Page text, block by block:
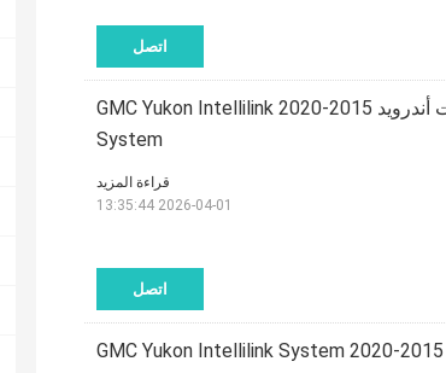
اتصل
واجهة الفيديو متعددة الوسائط لسيارات أندرويد 2015-2020 GMC Yukon Intellilink
System
اتصل
قراءة المزيد
2026-04-01 13:35:44